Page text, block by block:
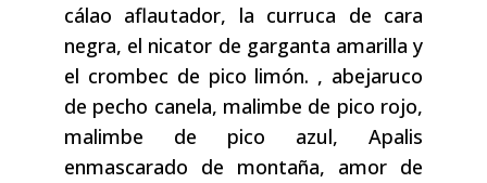
cálao aflautador, la curruca de cara
negra, el nicator de garganta amarilla y
el crombec de pico limón. , abejaruco
de pecho canela, malimbe de pico rojo,
malimbe de pico azul, Apalis
enmascarado de montaña, amor de